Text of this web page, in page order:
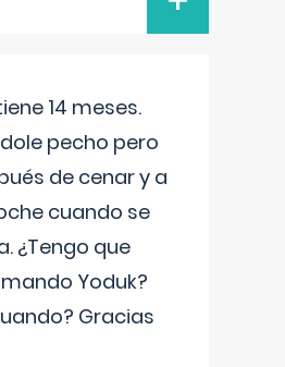
14 meses.
pecho pero
de cenar y a
cuando se
¿Tengo que
Yoduk?
Gracias